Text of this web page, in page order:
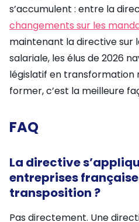
s’accumulent : entre la
changements sur les
maintenant la directive sur
salariale, les élus de 2026
législatif en transformation
former, c’est la meilleure
FAQ
La directive
entreprises
transposition ?
Pas directement. Une